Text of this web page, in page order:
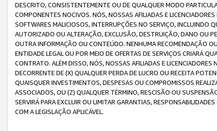
DESCRITO, CONSISTENTEMENTE OU DE QUALQUER MODO
COMPONENTES NOCIVOS. NÓS, NOSSAS AFILIADAS E
SOFTWARES MALICIOSOS, INTERRUPÇÕES NO SERVIÇO, INCLUINDO
AUTORIZADO OU ALTERAÇÃO, EXCLUSÃO, DESTRUIÇÃO, DANO OU
OUTRA INFORMAÇÃO OU CONTEÚDO. NENHUMA RECOMENDAÇÃO
ENTIDADE LEGAL OU POR MEIO DE OFERTAS DE SERVIÇOS CRIARÁ
CONTRATO. ALÉM DISSO, NÓS, NOSSAS AFILIADAS E
DECORRENTE DE (X) QUALQUER PERDA DE LUCRO OU RECEITA
QUAISQUER INVESTIMENTOS, DESPESAS OU COMPROMISSOS
ASSOCIADOS, OU (Z) QUALQUER TÉRMINO, RESCISÃO OU
SERVIRÁ PARA EXCLUIR OU LIMITAR GARANTIAS,
COM A LEGISLAÇÃO APLICÁVEL.